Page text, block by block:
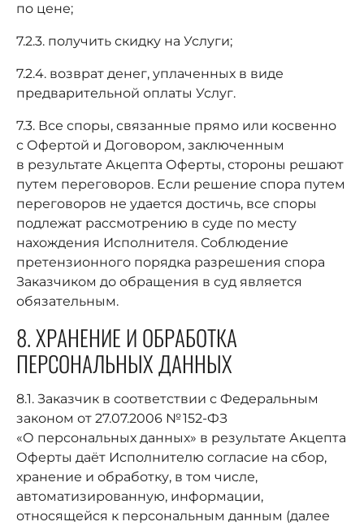
по цене;
7.2.3. получить скидку на Услуги;
7.2.4. возврат денег, уплаченных в виде
предварительной оплаты Услуг.
7.3. Все споры, связанные прямо или косвенно
с Офертой и Договором, заключенным
в результате Акцепта Оферты, стороны решают
путем переговоров. Если решение спора путем
переговоров не удается достичь, все споры
подлежат рассмотрению в суде по месту
нахождения Исполнителя. Соблюдение
претензионного порядка разрешения спора
Заказчиком до обращения в суд является
обязательным.
8. ХРАНЕНИЕ И ОБРАБОТКА
ПЕРСОНАЛЬНЫХ ДАННЫХ
8.1. Заказчик в соответствии с Федеральным
законом от 27.07.2006 № 152-ФЗ
«О персональных данных» в результате Акцепта
Оферты даёт Исполнителю согласие на сбор,
хранение и обработку, в том числе,
автоматизированную, информации,
относящейся к персональным данным (далее